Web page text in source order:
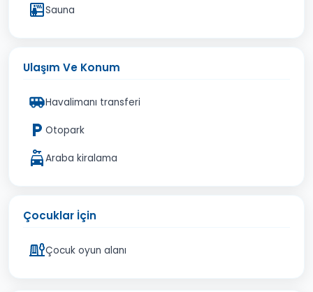
Sauna
Ulaşım Ve Konum
Havalimanı transferi
Otopark
Araba kiralama
Çocuklar İçin
Çocuk oyun alanı